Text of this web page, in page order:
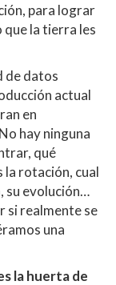
para lograr
que la tierra les
de datos
actual
en
hay ninguna
qué
la rotación, cual
su evolución…
si realmente se
una
la huerta de